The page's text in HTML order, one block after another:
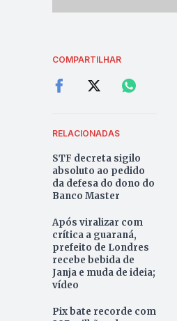
COMPARTILHAR
RELACIONADAS
STF decreta sigilo
absoluto ao pedido
da defesa do dono do
Banco Master
Após viralizar com
crítica a guaraná,
prefeito de Londres
recebe bebida de
Janja e muda de ideia;
vídeo
Pix bate recorde com